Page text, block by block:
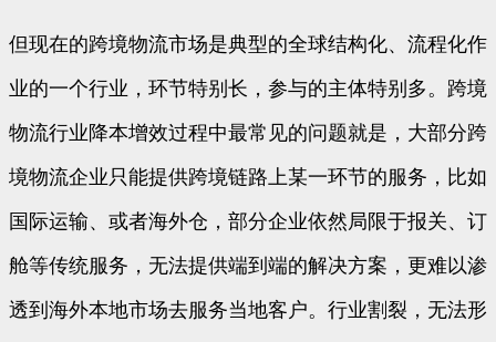
但现在的跨境物流市场是典型的全球结构化、流程化作
业的一个行业，环节特别长，参与的主体特别多。跨境
物流行业降本增效过程中最常见的问题就是，大部分跨
境物流企业只能提供跨境链路上某一环节的服务，比如
国际运输、或者海外仓，部分企业依然局限于报关、订
舱等传统服务，无法提供端到端的解决方案，更难以渗
透到海外本地市场去服务当地客户。行业割裂，无法形